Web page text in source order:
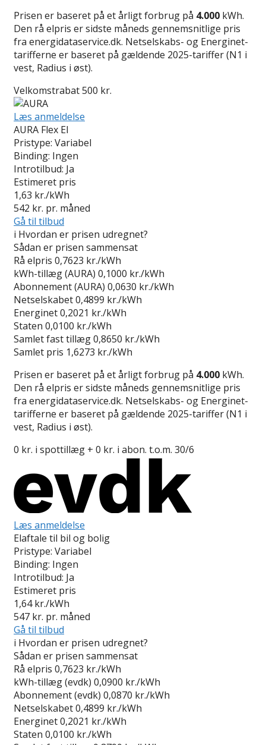
Prisen er baseret på et årligt forbrug på 4.000 kWh.
Den rå elpris er sidste måneds gennemsnitlige pris
fra energidataservice.dk. Netselskabs- og Energinet-
tarifferne er baseret på gældende 2025-tariffer (N1 i
vest, Radius i øst).
Velkomstrabat 500 kr.
Læs anmeldelse
AURA Flex El
Pristype: Variabel
Binding: Ingen
Introtilbud: Ja
Estimeret pris
1,63 kr./kWh
542 kr. pr. måned
Gå til tilbud
i Hvordan er prisen udregnet?
Sådan er prisen sammensat
Rå elpris 0,7623 kr./kWh
kWh-tillæg (AURA) 0,1000 kr./kWh
Abonnement (AURA) 0,0630 kr./kWh
Netselskabet0,4899 kr./kWh
Energinet0,2021 kr./kWh
Staten 0,0100 kr./kWh
Samlet fast tillæg0,8650 kr./kWh
Samlet pris 1,6273 kr./kWh
Prisen er baseret på et årligt forbrug på 4.000 kWh.
Den rå elpris er sidste måneds gennemsnitlige pris
fra energidataservice.dk. Netselskabs- og Energinet-
tarifferne er baseret på gældende 2025-tariffer (N1 i
vest, Radius i øst).
0 kr. i spottillæg + 0 kr. i abon. t.o.m. 30/6
Læs anmeldelse
Elaftale til bil og bolig
Pristype: Variabel
Binding: Ingen
Introtilbud: Ja
Estimeret pris
1,64 kr./kWh
547 kr. pr. måned
Gå til tilbud
i Hvordan er prisen udregnet?
Sådan er prisen sammensat
Rå elpris 0,7623 kr./kWh
kWh-tillæg (evdk) 0,0900 kr./kWh
Abonnement (evdk) 0,0870 kr./kWh
Netselskabet0,4899 kr./kWh
Energinet0,2021 kr./kWh
Staten 0,0100 kr./kWh